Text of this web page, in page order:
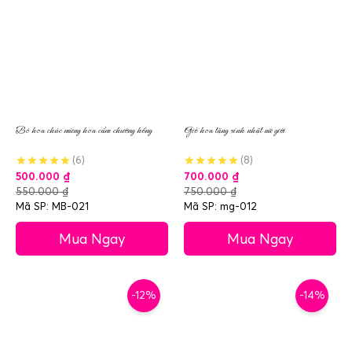
Bó hoa chúc mừng hoa cẩm chướng hồng
(6)
500.000 ₫
550.000₫
Mã SP: MB-021
Mua Ngay
Giỏ hoa tặng sinh nhật nữ giới
(8)
700.000 ₫
750.000₫
Mã SP: mg-012
Mua Ngay
-12% -14%